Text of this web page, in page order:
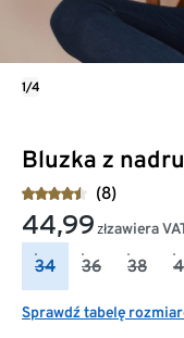
Bluzka z
(8)
44,99 złzawiera
34 36 38
Sprawdź tabelę
1/4